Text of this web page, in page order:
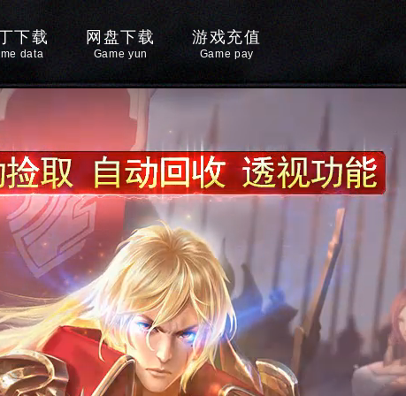
下载
data
网盘下载
Game yun
游戏充值
Game pay